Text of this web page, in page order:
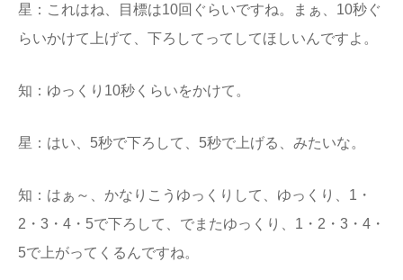
星：これはね、目標は10回ぐらいですね。まぁ、10秒ぐ
らいかけて上げて、下ろしてってしてほしいんですよ。
知：ゆっくり10秒くらいをかけて。
星：はい、5秒で下ろして、5秒で上げる、みたいな。
知：はぁ～、かなりこうゆっくりして、ゆっくり、1・
2・3・4・5で下ろして、でまたゆっくり、1・2・3・4・
5で上がってくるんですね。